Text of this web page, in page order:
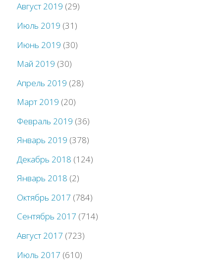
Август 2019 (29)
Июль 2019 (31)
Июнь 2019 (30)
Май 2019 (30)
Апрель 2019 (28)
Март 2019 (20)
Февраль 2019 (36)
Январь 2019 (378)
Декабрь 2018 (124)
Январь 2018 (2)
Октябрь 2017 (784)
Сентябрь 2017 (714)
Август 2017 (723)
Июль 2017 (610)